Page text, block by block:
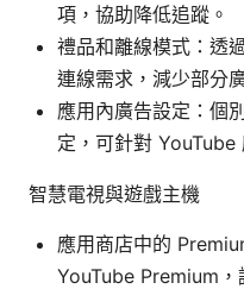
項，協助降低追蹤。
禮品和離線模式：透
連線需求，減少部分
應用內廣告設定：個
定，可針對 YouTube
智慧電視與遊戲主機
應用商店中的
YouTube Premium，